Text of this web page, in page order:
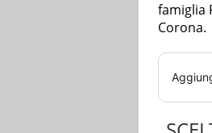
famiglia
Corona.